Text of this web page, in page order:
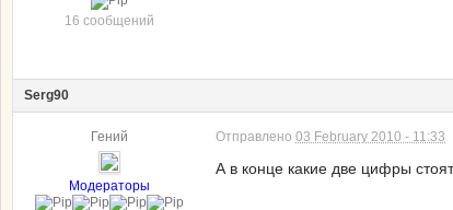
16 сообщений
Serg90
Гений
Модераторы
Отправлено 03 February 2010 - 11:33
А в конце какие две цифры